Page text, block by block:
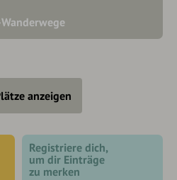
anzeigen
Registriere dich,
um dir Einträge
zu merken